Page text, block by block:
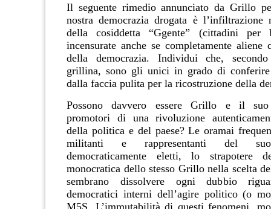
Il seguente rimedio annunciato da Grillo
nostra democrazia drogata è l’infiltrazione
della cosiddetta “Ggente” (cittadini per
incensurate anche se completamente aliene
della democrazia. Individui che,
grillina, sono gli unici in grado di
dalla faccia pulita per la ricostruzione della
Possono davvero essere Grillo e il
promotori di una rivoluzione
della politica e del paese? Le oramai
militanti e rappresentanti del suo
democraticamente eletti, lo strapotere
monocratica dello stesso Grillo nella scelta
sembrano dissolvere ogni dubbio
democratici interni dell’agire politico (o